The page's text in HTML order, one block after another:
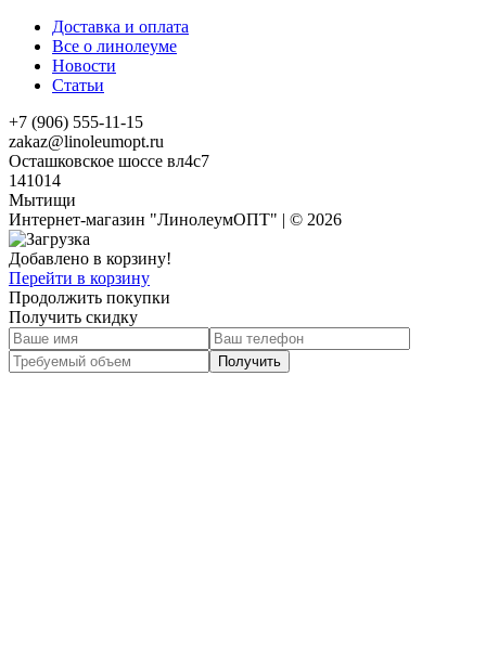
Доставка и оплата
Все о линолеуме
Новости
Статьи
+7 (906) 555-11-15
zakaz@linoleumopt.ru
Осташковское шоссе вл4с7
141014
Мытищи
Интернет-магазин "ЛинолеумОПТ" | © 2026
Добавлено в корзину!
Перейти в корзину
Продолжить покупки
Получить скидку